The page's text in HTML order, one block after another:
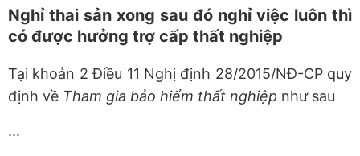
Nghỉ thai sản xong sau đó nghỉ việc luôn thì
có được hưởng trợ cấp thất nghiệp
Tại khoản 2 Điều 11 Nghị định 28/2015/NĐ-CP quy
định về Tham gia bảo hiểm thất nghiệp như sau
...